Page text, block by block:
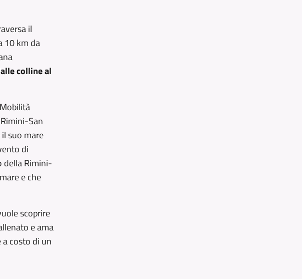
il
10 km da
colline al
San
suo mare
di
della Rimini-
e che
scoprire
e ama
a costo di un